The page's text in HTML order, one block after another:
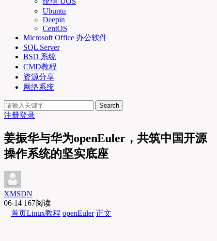
Ubuntu
Deepin
CentOS
Microsoft Office 办公软件
SQL Server
BSD 系统
CMD教程
资源分享
网络系统
Search
注册登录
姜振华与华为openEuler，共筑中国开源
操作系统的坚实底座
XMSDN
06-14 167阅读
首页Linux教程 openEuler 正文